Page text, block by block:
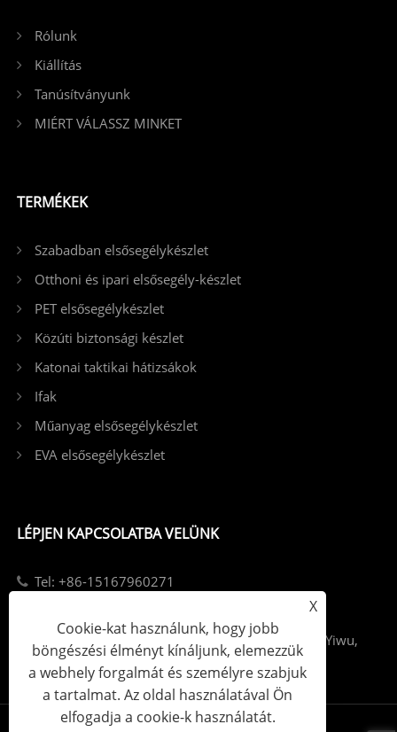
Rólunk
Kiállítás
Tanúsítványunk
MIÉRT VÁLASSZ MINKET
TERMÉKEK
Szabadban elsősegélykészlet
Otthoni és ipari elsősegély-készlet
PET elsősegélykészlet
Közúti biztonsági készlet
Katonai taktikai hátizsákok
Ifak
Műanyag elsősegélykészlet
EVA elsősegélykészlet
LÉPJEN KAPCSOLATBA VELÜNK
Tel: +86-15167960271
Add: Jiangdong Industry Park, Jiangdong Street, Yiwu,
Kína.
X
Cookie-kat használunk, hogy jobb
böngészési élményt kínáljunk, elemezzük
a webhely forgalmát és személyre szabjuk
a tartalmat. Az oldal használatával Ön
elfogadja a cookie-k használatát.